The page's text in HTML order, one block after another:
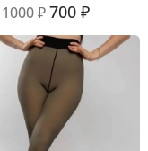
1000 ₽ 700 ₽